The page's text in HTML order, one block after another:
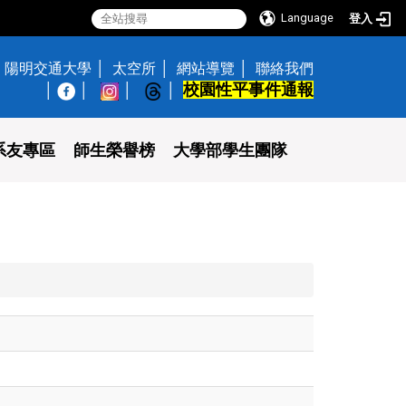
Language 登入
陽明交通大學 太空所 網站導覽
聯絡我們
校園性平事件通報
友專區 師生榮譽榜 大學部學生團隊